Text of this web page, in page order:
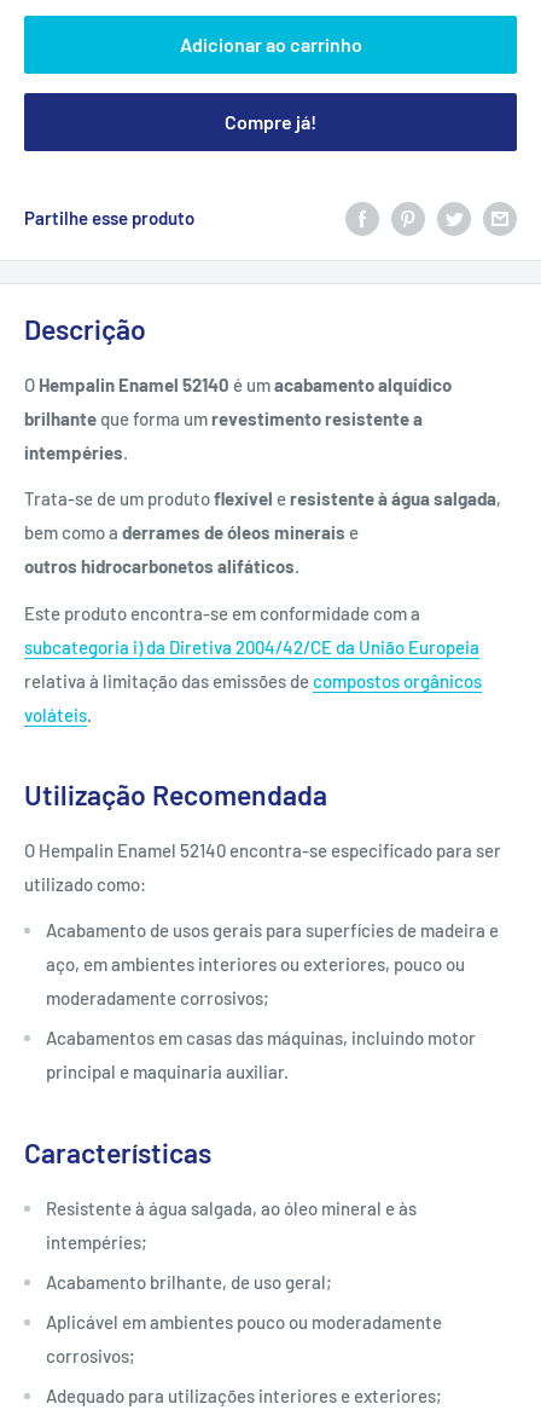
Adicionar ao carrinho
Compre já!
Partilhe esse produto
Descrição
O Hempalin Enamel 52140 é umacabamento alquídico
brilhante que forma umrevestimento resistente a
intempéries
Trata-se de um produtoflexível eresistente à água salgada,
bem como a derrames de óleos minerais e
outros hidrocarbonetos alifáticos.
Este produto encontra-se em conformidade com a
subcategoria i) da Diretiva 2004/42/CE da União Europeia
relativa à limitação das emissões decompostos orgânicos
voláteis
Utilização Recomendada
O Hempalin Enamel 52140 encontra-se especificado para ser
utilizado como:
Acabamento de usos gerais para superfícies de madeira e
aço, em ambientes interiores ou exteriores, pouco ou
moderadamente corrosivos;
Acabamentos em casas das máquinas, incluindo motor
principal e maquinaria auxiliar.
Características
Resistente à água salgada, ao óleo mineral e às
intempéries;
Acabamento brilhante, de uso geral;
Aplicável em ambientes pouco ou moderadamente
corrosivos;
Adequado para utilizações interiores e exteriores;